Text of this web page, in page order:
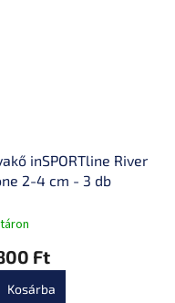
inSPORTline River
2-4 cm - 3 db
Ft
Kosárba